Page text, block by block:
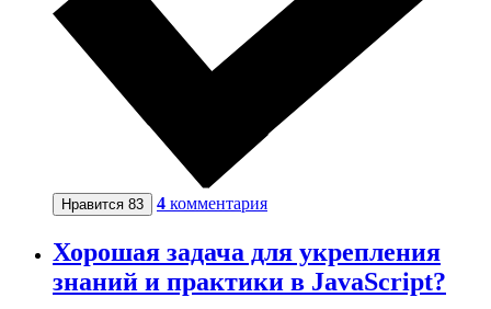
Нравится 83 4 комментария
Хорошая задача для укрепления
знаний и практики в JavaScript?